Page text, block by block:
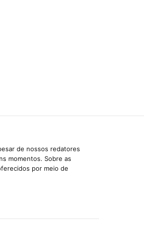
de nossos redatores
momentos. Sobre as
por meio de